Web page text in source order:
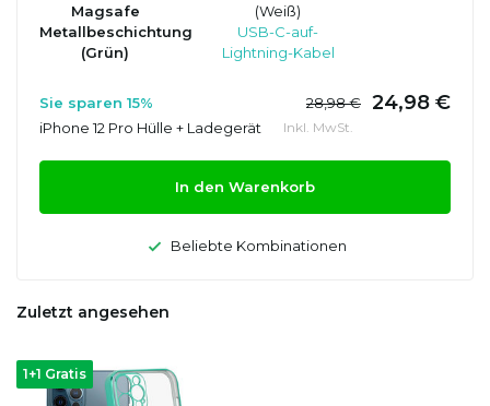
Magsafe
Metallbeschichtung
(Grün)
(Weiß)
USB-C-auf-
Lightning-Kabel
Sie sparen 15% 28,98 € 24,98 €
iPhone 12 Pro Hülle + Ladegerät Inkl. MwSt.
In den Warenkorb
Beliebte Kombinationen
Zuletzt angesehen
1+1 Gratis